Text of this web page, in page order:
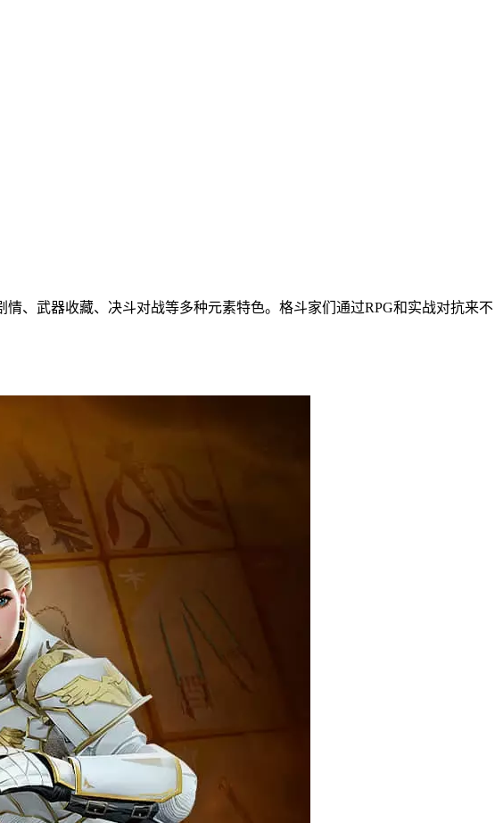
情、武器收藏、决斗对战等多种元素特色。格斗家们通过RPG和实战对抗来不